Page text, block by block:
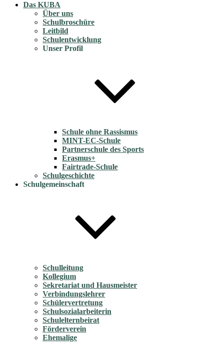
Das KUBA
Über uns
Schulbroschüre
Leitbild
Schulentwicklung
Unser Profil
Schule ohne Rassismus
MINT-EC-Schule
Partnerschule des Sports
Erasmus+
Fairtrade-Schule
Schulgeschichte
Schulgemeinschaft
Schulleitung
Kollegium
Sekretariat und Hausmeister
Verbindungslehrer
Schülervertretung
Schulsozialarbeiterin
Schulelternbeirat
Förderverein
Ehemalige